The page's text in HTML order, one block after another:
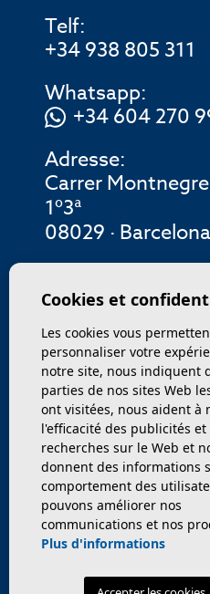
Telf:
+34 938 805 311
Whatsapp:
+34 604 270
Adresse:
Carrer
1º3ª
08029 · Barcelona
VENDEZ /
Cookies et
Les cookies vous
personnaliser votre
notre site, nous indiquent
parties de nos sites Web
ont visitées, nous aident à
l'efficacité des publicités et
recherches sur le Web et
donnent des informations
comportement des
pouvons améliorer nos
communications et nos
Plus d'informations